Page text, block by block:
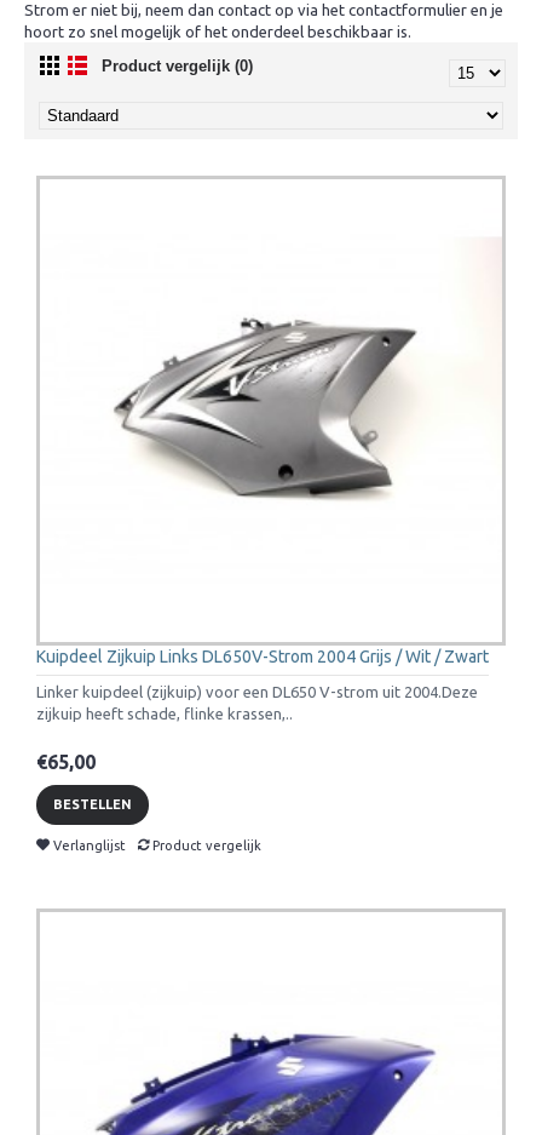
Strom er niet bij, neem dan contact op via het contactformulier en je
hoort zo snel mogelijk of het onderdeel beschikbaar is.
Product vergelijk (0)
Kuipdeel Zijkuip Links DL650V-Strom 2004 Grijs / Wit / Zwart
Linker kuipdeel (zijkuip) voor een DL650 V-strom uit 2004.Deze
zijkuip heeft schade, flinke krassen,..
€65,00
BESTELLEN
Verlanglijst Product vergelijk